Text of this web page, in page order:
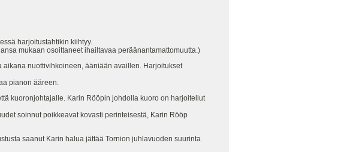
harjoitustahtikin kiihtyy.
mukaan osoittaneet ihailtavaa peräänantamattomuutta.)
nuottivihkoineen, ääniään availlen. Harjoitukset
pianon ääreen.
kuoronjohtajalle. Karin Rööpin johdolla kuoro on harjoitellut
soinnut poikkeavat kovasti perinteisestä, Karin Rööp
saanut Karin halua jättää Tornion juhlavuoden suurinta